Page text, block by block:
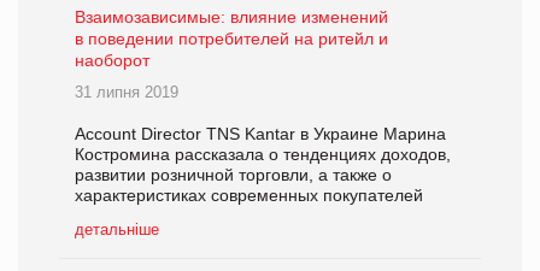
Взаимозависимые: влияние изменений
в поведении потребителей на ритейл и
наоборот
31 липня 2019
Account Director TNS Kantar в Украине Марина
Костромина рассказала о тенденциях доходов,
развитии розничной торговли, а также о
характеристиках современных покупателей
детальніше